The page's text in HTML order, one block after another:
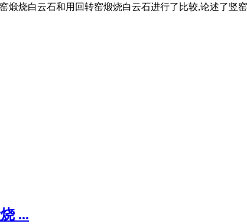
煅烧白云石和用回转窑煅烧白云石进行了比较,论述了竖
...